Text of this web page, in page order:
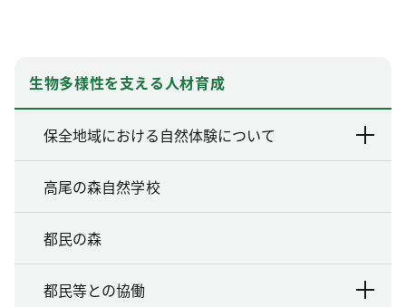
生物多様性を支える人材育成
保全地域における自然体験について
高尾の森自然学校
都民の森
都民等との協働